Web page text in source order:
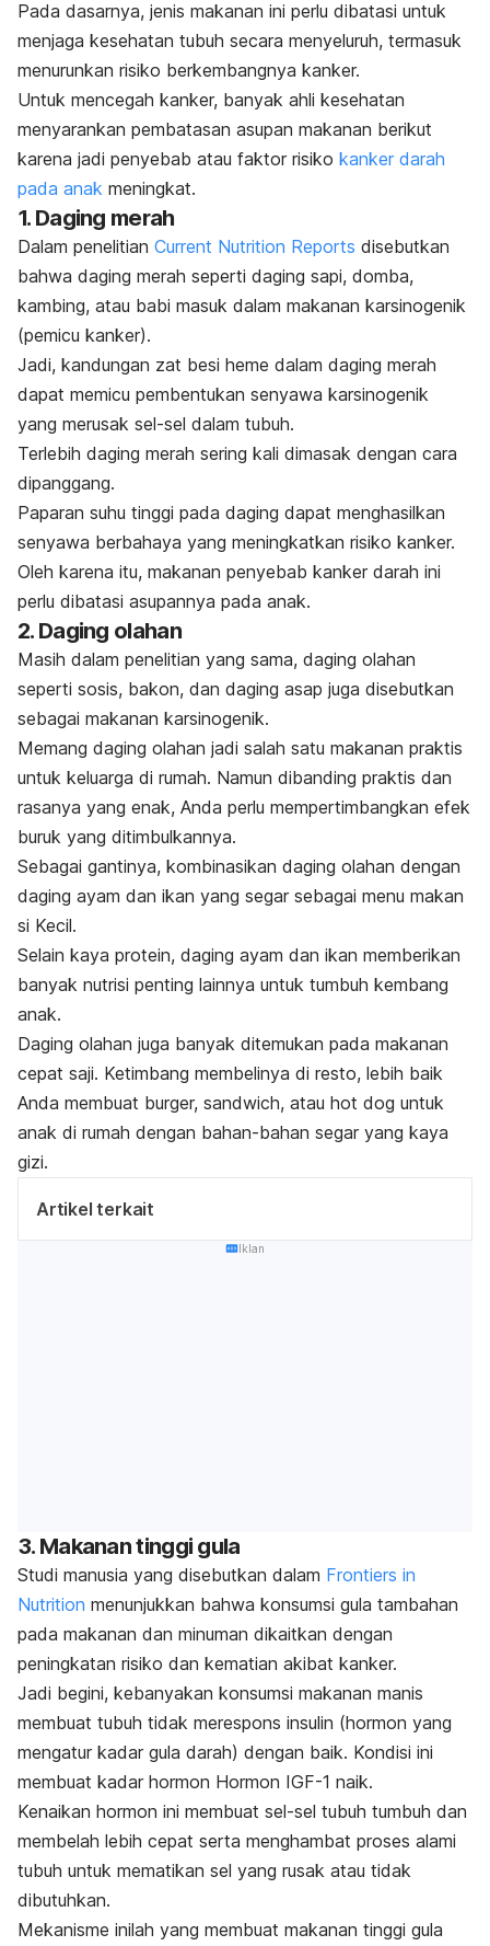
Pada dasarnya, jenis makanan ini perlu dibatasi untuk
menjaga kesehatan tubuh secara menyeluruh, termasuk
menurunkan risiko berkembangnya kanker.
Untuk mencegah kanker, banyak ahli kesehatan
menyarankan pembatasan asupan makanan berikut
karena jadi penyebab atau faktor risiko kanker darah
pada anak meningkat.
1. Daging merah
Dalam penelitian Current Nutrition Reports disebutkan
bahwa daging merah seperti daging sapi, domba,
kambing, atau babi masuk dalam makanan karsinogenik
(pemicu kanker).
Jadi, kandungan zat besi heme dalam daging merah
dapat memicu pembentukan senyawa karsinogenik
yang merusak sel-sel dalam tubuh.
Terlebih daging merah sering kali dimasak dengan cara
dipanggang.
Paparan suhu tinggi pada daging dapat menghasilkan
senyawa berbahaya yang meningkatkan risiko kanker.
Oleh karena itu, makanan penyebab kanker darah ini
perlu dibatasi asupannya pada anak.
2. Daging olahan
Masih dalam penelitian yang sama, daging olahan
seperti sosis, bakon, dan daging asap juga disebutkan
sebagai makanan karsinogenik.
Memang daging olahan jadi salah satu makanan praktis
untuk keluarga di rumah. Namun dibanding praktis dan
rasanya yang enak, Anda perlu mempertimbangkan efek
buruk yang ditimbulkannya.
Sebagai gantinya, kombinasikan daging olahan dengan
daging ayam dan ikan yang segar sebagai menu makan
si Kecil.
Selain kaya protein, daging ayam dan ikan memberikan
banyak nutrisi penting lainnya untuk tumbuh kembang
anak.
Daging olahan juga banyak ditemukan pada makanan
cepat saji. Ketimbang membelinya di resto, lebih baik
Anda membuat burger, sandwich, atau hot dog untuk
anak di rumah dengan bahan-bahan segar yang kaya
gizi.
Artikel terkait
Iklan
3. Makanan tinggi gula
Studi manusia yang disebutkan dalam Frontiers in
Nutrition menunjukkan bahwa konsumsi gula tambahan
pada makanan dan minuman dikaitkan dengan
peningkatan risiko dan kematian akibat kanker.
Jadi begini, kebanyakan konsumsi makanan manis
membuat tubuh tidak merespons insulin (hormon yang
mengatur kadar gula darah) dengan baik. Kondisi ini
membuat kadar hormon Hormon IGF-1 naik.
Kenaikan hormon ini membuat sel-sel tubuh tumbuh dan
membelah lebih cepat serta menghambat proses alami
tubuh untuk mematikan sel yang rusak atau tidak
dibutuhkan.
Mekanisme inilah yang membuat makanan tinggi gula